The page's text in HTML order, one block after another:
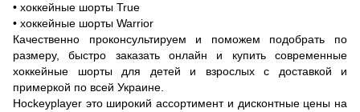
• хоккейные шорты True
• хоккейные шорты Warrior
Качественно проконсультируем и поможем подобрать по
размеру, быстро заказать онлайн и купить современные
хоккейные шорты для детей и взрослых с доставкой и
примеркой по всей Украине.
Hockeyplayer это широкий ассортимент и дисконтные цены на